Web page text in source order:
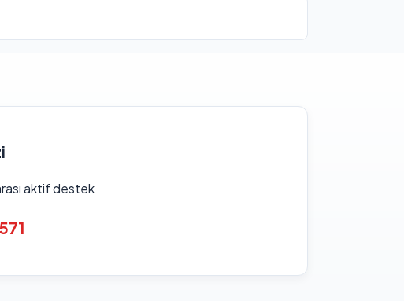
aktif destek